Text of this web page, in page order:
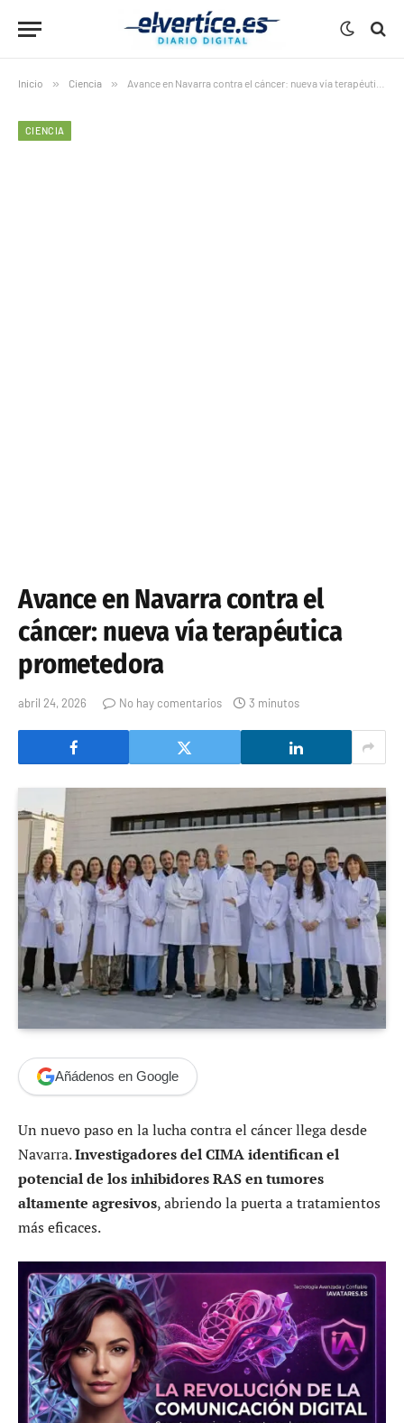
Inicio » Ciencia » Avance en Navarra contra el cáncer: nueva vía terapéutica prometedora
CIENCIA
Avance en Navarra contra el
cáncer: nueva vía terapéutica
prometedora
abril 24, 2026 No hay comentarios 3 minutos
Añádenos en Google
Un nuevo paso en la lucha contra el cáncer llega desde
Navarra.Investigadores del CIMA identifican el
potencial de los inhibidores RAS en tumores
altamente agresivos, abriendo la puerta a tratamientos
más eficaces.